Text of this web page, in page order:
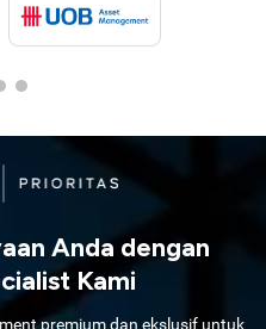
Anda dengan
Kami
premium dan ekslusif untuk